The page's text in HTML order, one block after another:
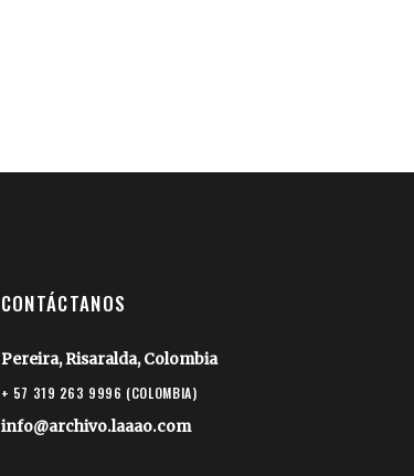
CONTÁCTANOS
Pereira, Risaralda, Colombia
+ 57 319 263 9996 (COLOMBIA)
info@archivo.laaao.com